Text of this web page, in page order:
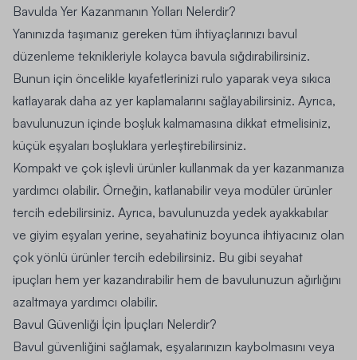
Bavulda Yer Kazanmanın Yolları Nelerdir?
Yanınızda taşımanız gereken tüm ihtiyaçlarınızı bavul
düzenleme teknikleriyle kolayca bavula sığdırabilirsiniz.
Bunun için öncelikle kıyafetlerinizi rulo yaparak veya sıkıca
katlayarak daha az yer kaplamalarını sağlayabilirsiniz. Ayrıca,
bavulunuzun içinde boşluk kalmamasına dikkat etmelisiniz,
küçük eşyaları boşluklara yerleştirebilirsiniz.
Kompakt ve çok işlevli ürünler kullanmak da yer kazanmanıza
yardımcı olabilir. Örneğin, katlanabilir veya modüler ürünler
tercih edebilirsiniz. Ayrıca, bavulunuzda yedek ayakkabılar
ve giyim eşyaları yerine, seyahatiniz boyunca ihtiyacınız olan
çok yönlü ürünler tercih edebilirsiniz. Bu gibi seyahat
ipuçları hem yer kazandırabilir hem de bavulunuzun ağırlığını
azaltmaya yardımcı olabilir.
Bavul Güvenliği İçin İpuçları Nelerdir?
Bavul güvenliğini sağlamak, eşyalarınızın kaybolmasını veya